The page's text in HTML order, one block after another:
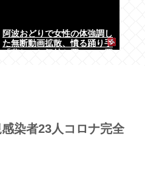
阿波おどりで女性の体強調し
た無断動画拡散、憤る踊り手
感染者23人コロナ完全